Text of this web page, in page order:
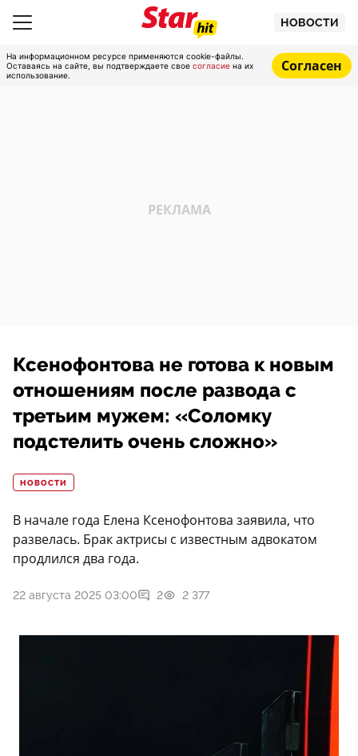
НОВОСТИ
На информационном ресурсе применяются cookie-файлы.
Оставаясь на сайте, вы подтверждаете свое согласие на их
использование.
Согласен
Ксенофонтова не готова к новым
отношениям после развода с
третьим мужем: «Соломку
подстелить очень сложно»
НОВОСТИ
В начале года Елена Ксенофонтова заявила, что
развелась. Брак актрисы с известным адвокатом
продлился два года.
22 августа 2025 03:00 2 2 377